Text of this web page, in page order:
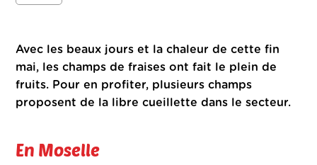
Avec les beaux jours et la chaleur de cette fin
mai, les champs de fraises ont fait le plein de
fruits. Pour en profiter, plusieurs champs
proposent de la libre cueillette dans le secteur.
En Moselle